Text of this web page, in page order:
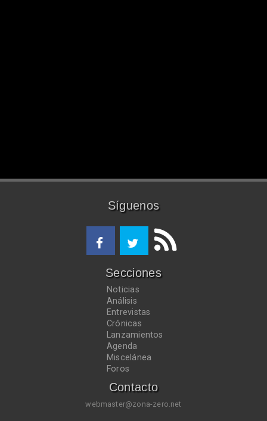
Síguenos
Secciones
Noticias
Análisis
Entrevistas
Crónicas
Lanzamientos
Agenda
Miscelánea
Foros
Contacto
webmaster@zona-zero.net